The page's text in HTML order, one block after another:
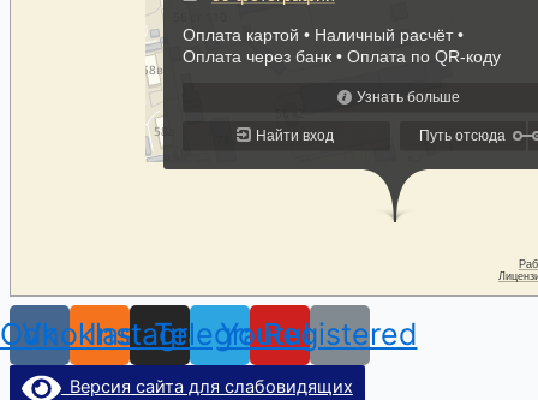
Vk
Odnoklassniki
Instagram
Telegram
Youtube
Registered
Версия сайта для слабовидящих